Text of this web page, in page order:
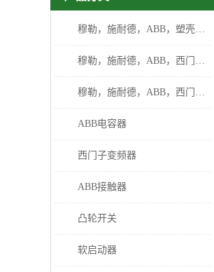
穆勒，施耐德，ABB，塑壳断路器
穆勒，施耐德，ABB，西门子断路器
穆勒，施耐德，ABB，西门子接触器
ABB电容器
西门子变频器
ABB接触器
凸轮开关
软启动器